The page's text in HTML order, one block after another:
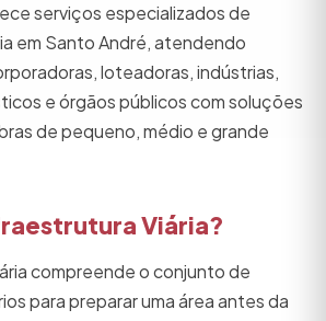
serviços especializados de
em Santo André, atendendo
loteadoras, indústrias,
e órgãos públicos com soluções
de pequeno, médio e grande
Viária?
compreende o conjunto de
para preparar uma área antes da